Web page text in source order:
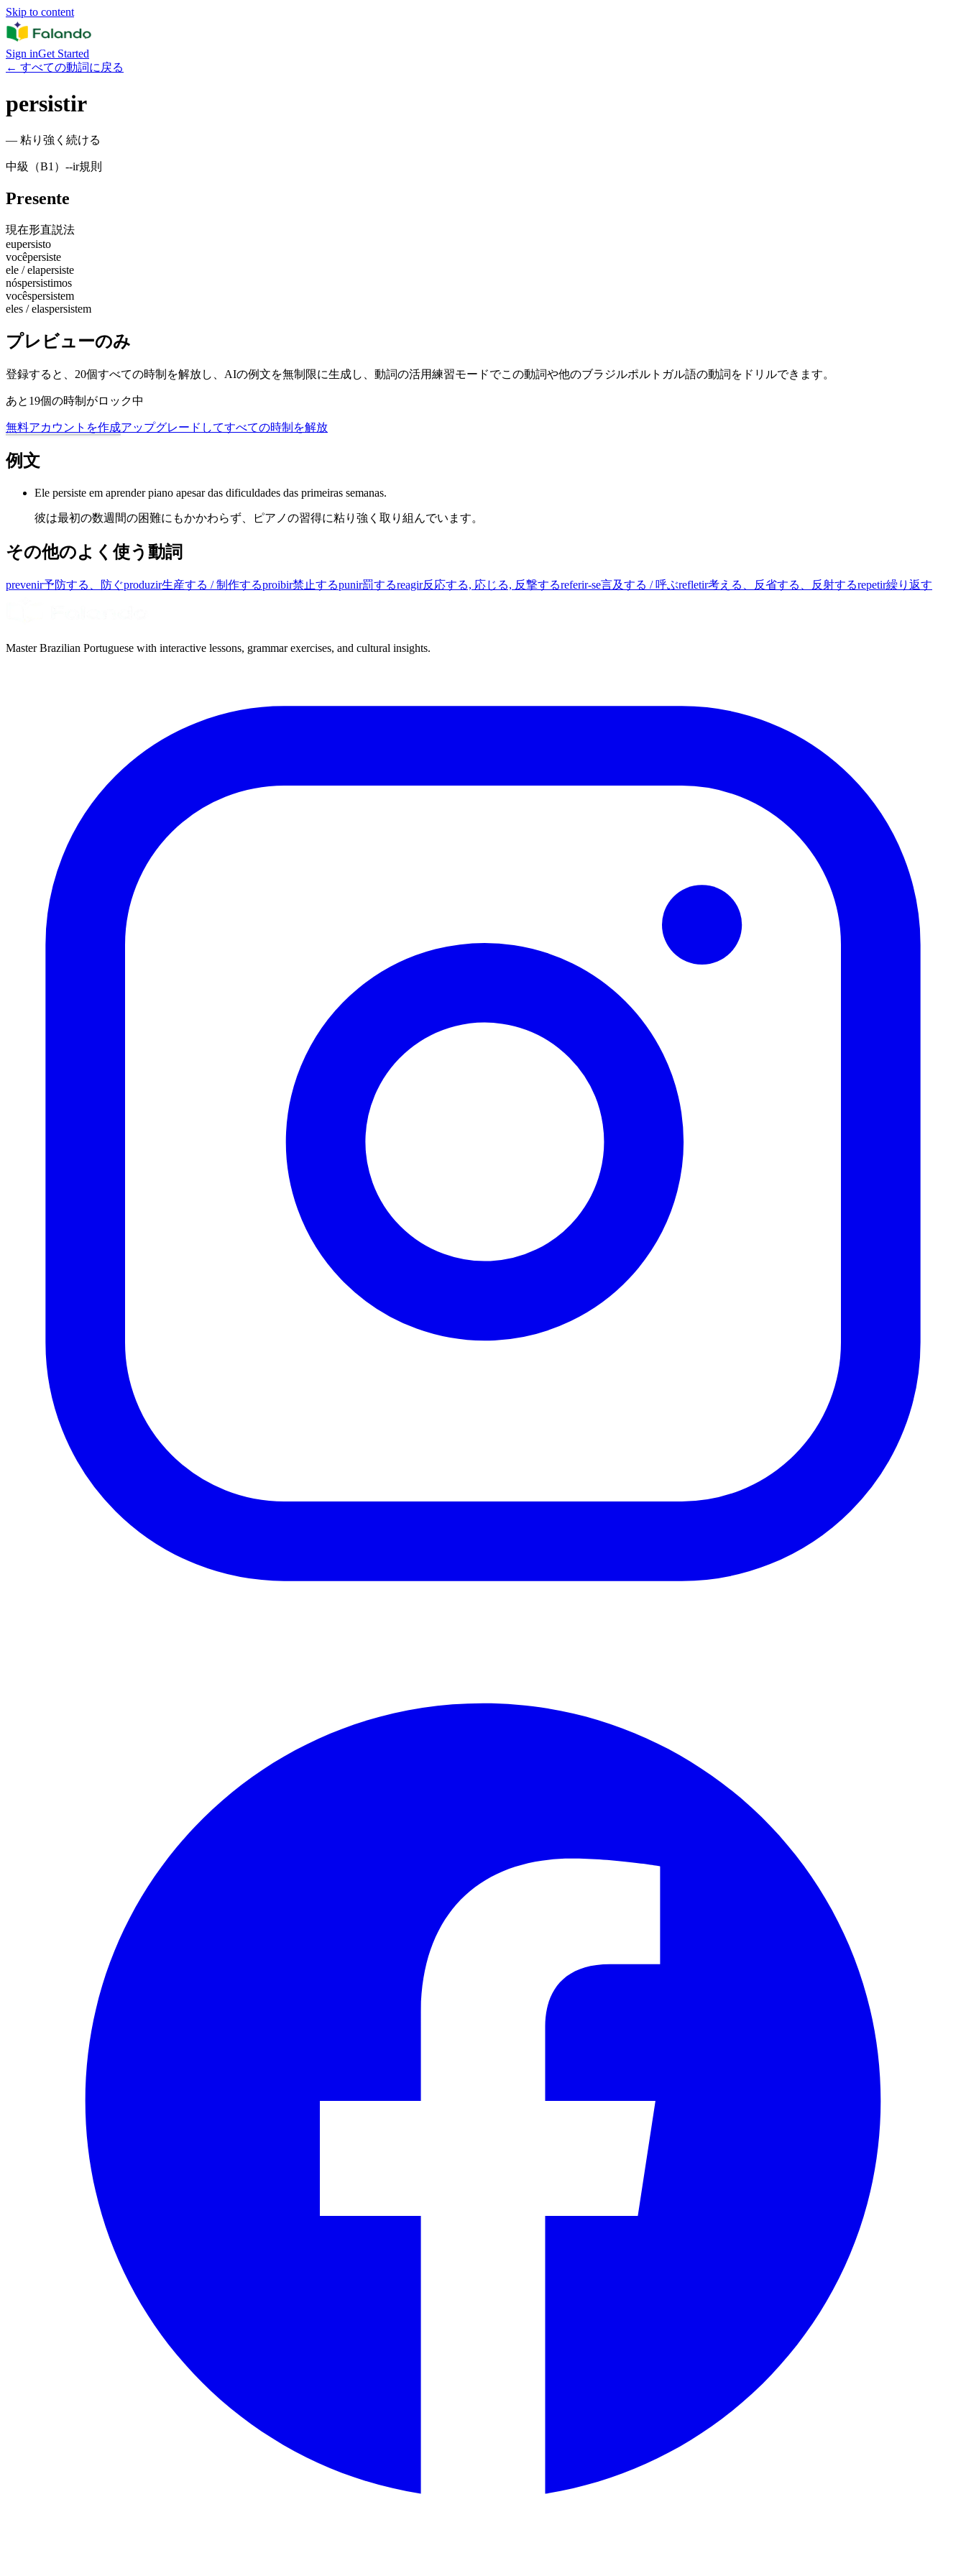
Skip to content
Sign inGet Started
← すべての動詞に戻る
persistir
— 粘り強く続ける
中級（B1） --ir規則
Presente
現在形直説法
eupersisto
vocêpersiste
ele / elapersiste
nóspersistimos
vocêspersistem
eles / elaspersistem
プレビューのみ
登録すると、20個すべての時制を解放し、AIの例文を無制限に生成し、動詞の活用練習モードでこの動詞や他のブラジルポルトガル語の動詞をドリルできます。
あと19個の時制がロック中
無料アカウントを作成アップグレードしてすべての時制を解放
例文
Ele persiste em aprender piano apesar das dificuldades das primeiras semanas.
彼は最初の数週間の困難にもかかわらず、ピアノの習得に粘り強く取り組んでいます。
その他のよく使う動詞
prevenir予防する、防ぐproduzir生産する / 制作するproibir禁止するpunir罰するreagir反応する, 応じる, 反撃するreferir-se言及する / 呼ぶrefletir考える、反省する、反射するrepetir繰り返す
Master Brazilian Portuguese with interactive lessons, grammar exercises, and cultural insights.